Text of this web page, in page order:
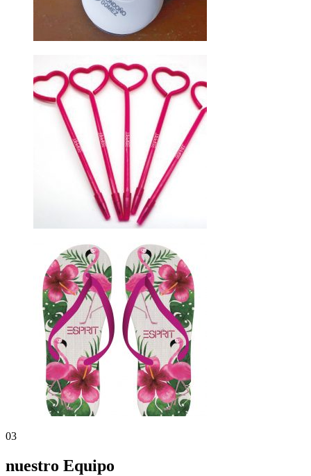
03
nuestro Equipo